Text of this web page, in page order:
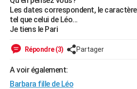
Forum
Aménagement intérieur
Extérieur
Cuisine
Salle de bains
Jardinage
Rangement
WEEK-END
Art de vivre
Bien-être
Loisirs
Mode
Modes de vie
Alimentation
Guide de la santé
Maladies
Médicaments
Sommeil
Les dates correspondent, le
tel que celui de Léo...
Je tiens le Pari
Répondre (3) Partager
A voir également:
Barbara fille de Léo